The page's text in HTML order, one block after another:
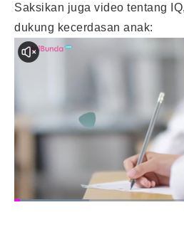
Saksikan juga video tentang
dukung kecerdasan anak: